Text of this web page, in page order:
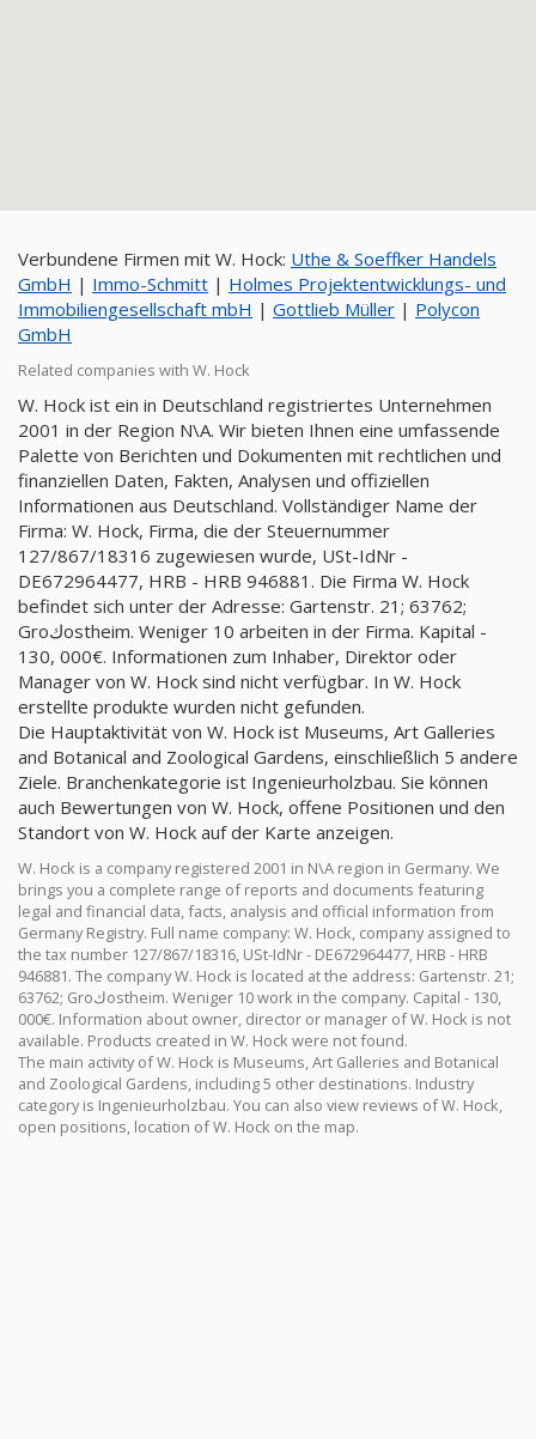
Verbundene Firmen mit W. Hock: Uthe & Soeffker Handels
GmbH | Immo-Schmitt | Holmes Projektentwicklungs- und
Immobiliengesellschaft mbH | Gottlieb Müller | Polycon
GmbH
Related companies with W. Hock
W. Hock ist ein in Deutschland registriertes Unternehmen
2001 in der Region N\A. Wir bieten Ihnen eine umfassende
Palette von Berichten und Dokumenten mit rechtlichen und
finanziellen Daten, Fakten, Analysen und offiziellen
Informationen aus Deutschland. Vollständiger Name der
Firma: W. Hock, Firma, die der Steuernummer
127/867/18316 zugewiesen wurde, USt-IdNr -
DE672964477, HRB - HRB 946881. Die Firma W. Hock
befindet sich unter der Adresse: Gartenstr. 21; 63762;
Groكostheim. Weniger 10 arbeiten in der Firma. Kapital -
130, 000€. Informationen zum Inhaber, Direktor oder
Manager von W. Hock sind nicht verfügbar. In W. Hock
erstellte produkte wurden nicht gefunden.
Die Hauptaktivität von W. Hock ist Museums, Art Galleries
and Botanical and Zoological Gardens, einschließlich 5 andere
Ziele. Branchenkategorie ist Ingenieurholzbau. Sie können
auch Bewertungen von W. Hock, offene Positionen und den
Standort von W. Hock auf der Karte anzeigen.
W. Hock is a company registered 2001 in N\A region in Germany. We
brings you a complete range of reports and documents featuring
legal and financial data, facts, analysis and official information from
Germany Registry. Full name company: W. Hock, company assigned to
the tax number 127/867/18316, USt-IdNr - DE672964477, HRB - HRB
946881. The company W. Hock is located at the address: Gartenstr. 21;
63762; Groكostheim. Weniger 10 work in the company. Capital - 130,
000€. Information about owner, director or manager of W. Hock is not
available. Products created in W. Hock were not found.
The main activity of W. Hock is Museums, Art Galleries and Botanical
and Zoological Gardens, including 5 other destinations. Industry
category is Ingenieurholzbau. You can also view reviews of W. Hock,
open positions, location of W. Hock on the map.